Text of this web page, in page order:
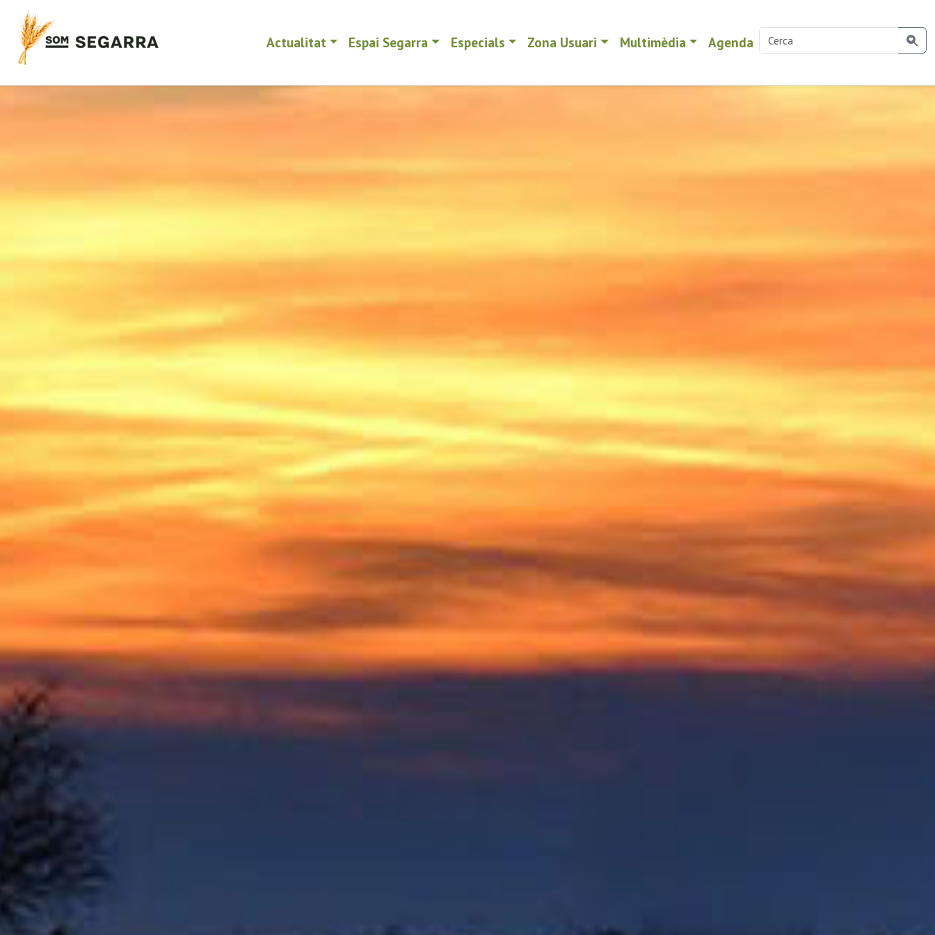
Actualitat Espai Segarra Especials Zona Usuari Multimèdia Agenda